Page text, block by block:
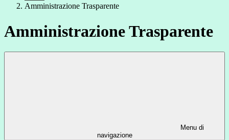
Amministrazione Trasparente
Amministrazione Trasparente
Menu di
navigazione